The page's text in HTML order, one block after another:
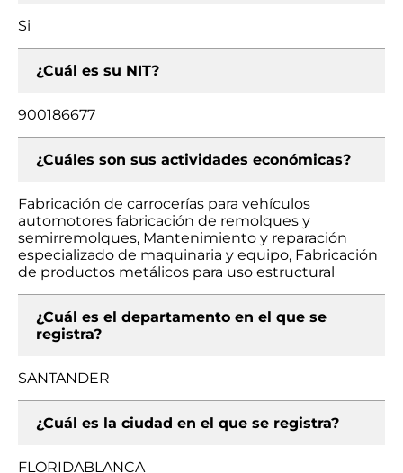
Si
¿Cuál es su NIT?
900186677
¿Cuáles son sus actividades económicas?
Fabricación de carrocerías para vehículos
automotores fabricación de remolques y
semirremolques, Mantenimiento y reparación
especializado de maquinaria y equipo, Fabricación
de productos metálicos para uso estructural
¿Cuál es el departamento en el que se
registra?
SANTANDER
¿Cuál es la ciudad en el que se registra?
FLORIDABLANCA